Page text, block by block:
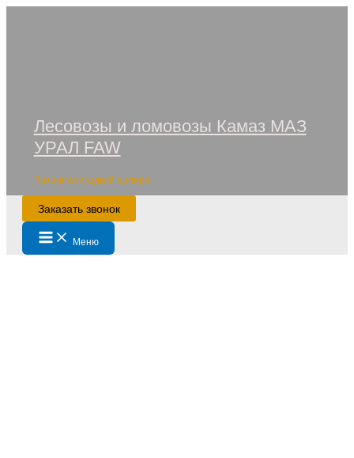
Лесовозы и ломовозы Камаз МАЗ
УРАЛ FAW
Лизинг со скидкой дилера
Заказать звонок
Main
Menu Меню